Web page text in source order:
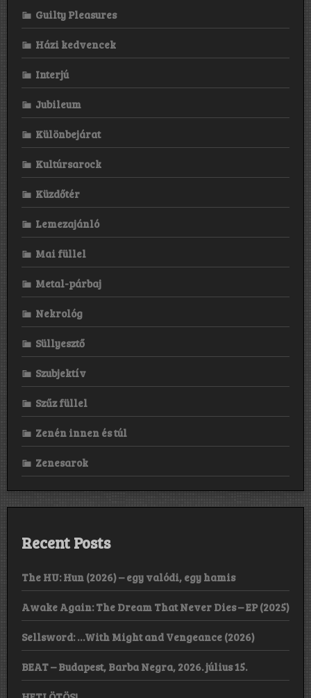
Guilty Pleasures
Házi kedvencek
Interjú
Jubileum
Különbejárat
Kultúrsarock
Küzdőtér
Lemezajánló
Mai füllel
Metal-párbaj
Nekrológ
Süllyesztő
Szubjektív
Szűz füllel
Zenén innen és túl
Zenesarok
Recent Posts
The HU: Hun (2026) – egy valódi, egy hamis
Awake Again: The Dream That Never Dies – EP (2025)
Sellsword: …With Might and Vengeance (2026)
BEAT – Budapest, Barba Negra, 2026. július 15.